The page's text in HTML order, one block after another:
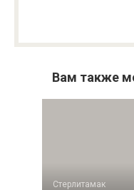
Вам также
Стерлитамак